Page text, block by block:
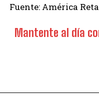
Fuente: América
Mantente al día